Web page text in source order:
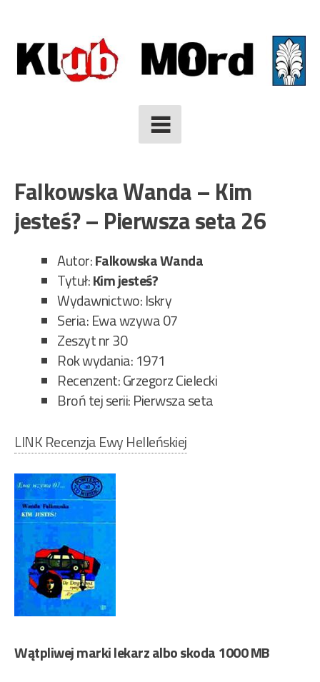
to
content
Falkowska Wanda – Kim
jesteś? – Pierwsza seta 26
Autor:Falkowska Wanda
Tytuł:Kim jesteś?
Wydawnictwo: Iskry
Seria: Ewa wzywa 07
Zeszyt nr 30
Rok wydania: 1971
Recenzent: Grzegorz Cielecki
Broń tej serii: Pierwsza seta
LINK Recenzja Ewy Helleńskiej
Wątpliwej marki lekarz albo skoda 1000 MB